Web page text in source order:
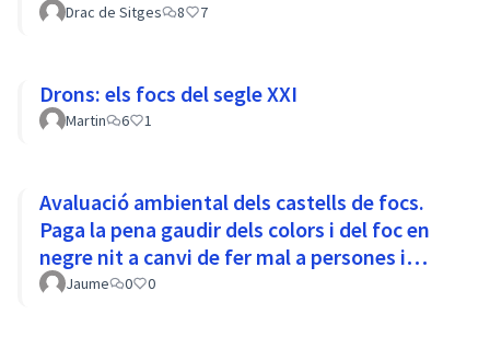
Drac de Sitges 8 7
Drons: els focs del segle XXI
Martin 6 1
Avaluació ambiental dels castells de focs.
Paga la pena gaudir dels colors i del foc en
negre nit a canvi de fer mal a persones i
animals?
Jaume 0 0